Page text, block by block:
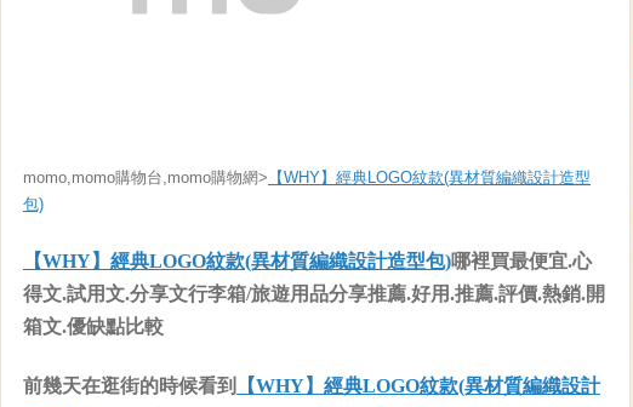
momo,momo購物台,momo購物網> 【WHY】經典LOGO紋款(異材質編織設計造型
包)
【WHY】經典LOGO紋款(異材質編織設計造型包)哪裡買最便宜.心
得文.試用文.分享文行李箱/旅遊用品分享推薦.好用.推薦.評價.熱銷.開
箱文.優缺點比較
前幾天在逛街的時候看到
【WHY】經典LOGO紋款(異材質編織設計